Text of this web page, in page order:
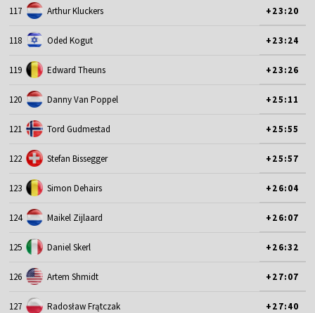
117 Arthur Kluckers +23:20
118 Oded Kogut +23:24
119 Edward Theuns +23:26
120 Danny Van Poppel +25:11
121 Tord Gudmestad +25:55
122 Stefan Bissegger +25:57
123 Simon Dehairs +26:04
124 Maikel Zijlaard +26:07
125 Daniel Skerl +26:32
126 Artem Shmidt +27:07
127 Radosław Frątczak +27:40